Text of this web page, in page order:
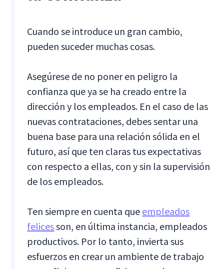
Cuando se introduce un gran cambio,
pueden suceder muchas cosas.
Asegúrese de no poner en peligro la
confianza que ya se ha creado entre la
dirección y los empleados. En el caso de las
nuevas contrataciones, debes sentar una
buena base para una relación sólida en el
futuro, así que ten claras tus expectativas
con respecto a ellas, con y sin la supervisión
de los empleados.
Ten siempre en cuenta que empleados
felicesson, en última instancia, empleados
productivos. Por lo tanto, invierta sus
esfuerzos en crear un ambiente de trabajo